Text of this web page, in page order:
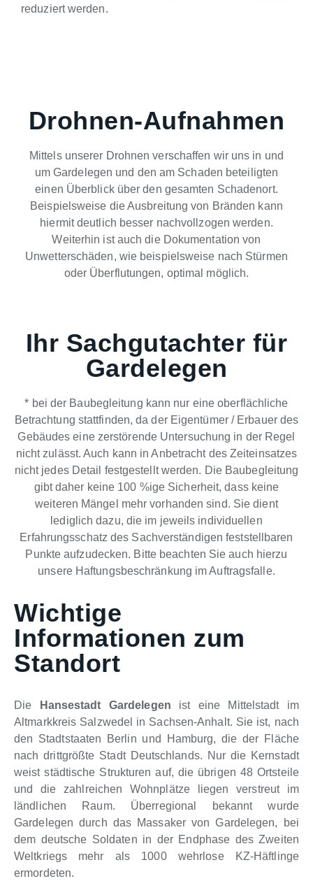
reduziert werden.
Drohnen-Aufnahmen
Mittels unserer Drohnen verschaffen wir uns in und
um Gardelegen und den am Schaden beteiligten
einen Überblick über den gesamten Schadenort.
Beispielsweise die Ausbreitung von Bränden kann
hiermit deutlich besser nachvollzogen werden.
Weiterhin ist auch die Dokumentation von
Unwetterschäden, wie beispielsweise nach Stürmen
oder Überflutungen, optimal möglich.
Ihr Sachgutachter für
Gardelegen
* bei der Baubegleitung kann nur eine oberflächliche
Betrachtung stattfinden, da der Eigentümer / Erbauer des
Gebäudes eine zerstörende Untersuchung in der Regel
nicht zulässt. Auch kann in Anbetracht des Zeiteinsatzes
nicht jedes Detail festgestellt werden. Die Baubegleitung
gibt daher keine 100 %ige Sicherheit, dass keine
weiteren Mängel mehr vorhanden sind. Sie dient
lediglich dazu, die im jeweils individuellen
Erfahrungsschatz des Sachverständigen feststellbaren
Punkte aufzudecken. Bitte beachten Sie auch hierzu
unsere Haftungsbeschränkung im Auftragsfalle.
Wichtige
Informationen zum
Standort
Die Hansestadt Gardelegen ist eine Mittelstadt im
Altmarkkreis Salzwedel in Sachsen-Anhalt. Sie ist, nach
den Stadtstaaten Berlin und Hamburg, die der Fläche
nach drittgrößte Stadt Deutschlands. Nur die Kernstadt
weist städtische Strukturen auf, die übrigen 48 Ortsteile
und die zahlreichen Wohnplätze liegen verstreut im
ländlichen Raum. Überregional bekannt wurde
Gardelegen durch das Massaker von Gardelegen, bei
dem deutsche Soldaten in der Endphase des Zweiten
Weltkriegs mehr als 1000 wehrlose KZ-Häftlinge
ermordeten.